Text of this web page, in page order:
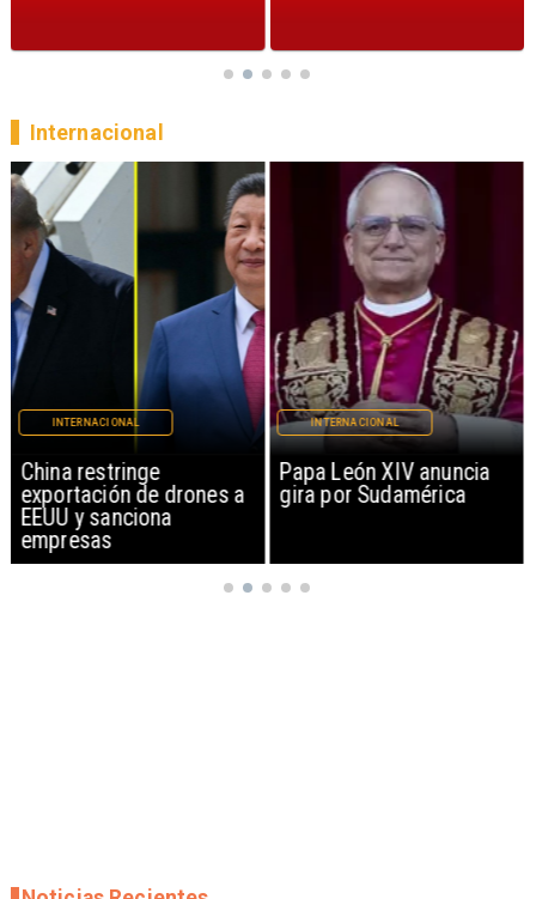
China restringe
exportación de drones a
EEUU y sanciona
empresas
INTERNACIONAL
Papa León XIV anuncia
gira por Sudamérica
INTERNACIONAL
Internacional